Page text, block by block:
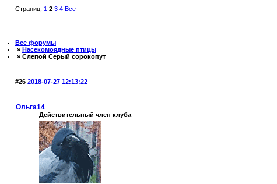
Страниц: 1 2 3 4 Все
Все форумы
» Насекомоядные птицы
» Слепой Серый сорокопут
#26 2018-07-27 12:13:22
Ольга14
Действительный член клуба